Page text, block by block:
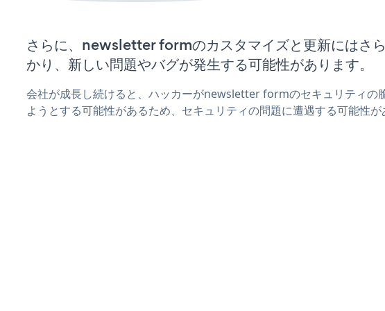
さらに、newsletter formのカスタマイズと更新にはさ
かり、新しい問題やバグが発生する可能性があります。
会社が成長し続けると、ハッカーがnewsletter formのセキュリティの
ようとする可能性があるため、セキュリティの問題に遭遇する可能性が